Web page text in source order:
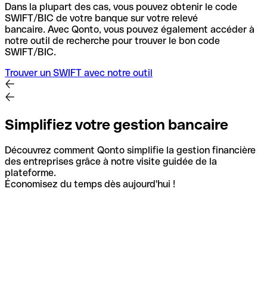
Dans la plupart des cas, vous pouvez obtenir le code
SWIFT/BIC de votre banque sur votre relevé
bancaire. Avec Qonto, vous pouvez également accéder à
notre outil de recherche pour trouver le bon code
SWIFT/BIC.
Trouver un SWIFT avec notre outil
Simplifiez votre gestion bancaire
Découvrez comment Qonto simplifie la gestion financière
des entreprises grâce à notre visite guidée de la
plateforme.
Économisez du temps dès aujourd'hui !